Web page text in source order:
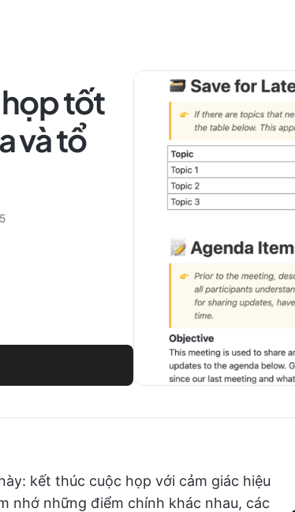
họp tốt
và tổ
kết thúc cuộc họp với cảm giác hiệu
nhớ những điểm chính khác nhau, các